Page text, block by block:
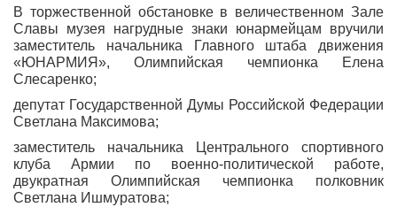
В торжественной обстановке в величественном Зале
Славы музея нагрудные знаки юнармейцам вручили
заместитель начальника Главного штаба движения
«ЮНАРМИЯ», Олимпийская чемпионка Елена
Слесаренко;
депутат Государственной Думы Российской Федерации
Светлана Максимова;
заместитель начальника Центрального спортивного
клуба Армии по военно-политической работе,
двукратная Олимпийская чемпионка полковник
Светлана Ишмуратова;